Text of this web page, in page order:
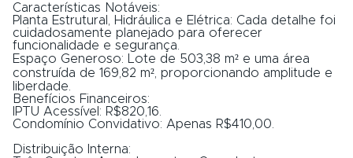
Características Notáveis:
Planta Estrutural, Hidráulica e Elétrica: Cada detalhe foi
cuidadosamente planejado para oferecer
funcionalidade e segurança.
Espaço Generoso: Lote de 503,38 m² e uma área
construída de 169,82 m², proporcionando amplitude e
liberdade.
Benefícios Financeiros:
IPTU Acessível: R$820,16.
Condomínio Convidativo: Apenas R$410,00.
Distribuição Interna: